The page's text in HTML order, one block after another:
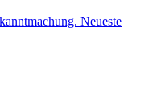
Neueste